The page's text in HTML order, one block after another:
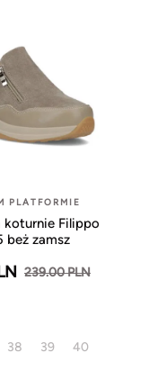
PLATFORMIE
koturnie Filippo
beż zamsz
239.00 PLN
38 39
40